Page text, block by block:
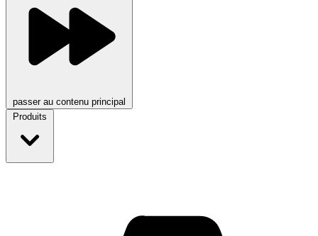
passer au contenu principal
Produits